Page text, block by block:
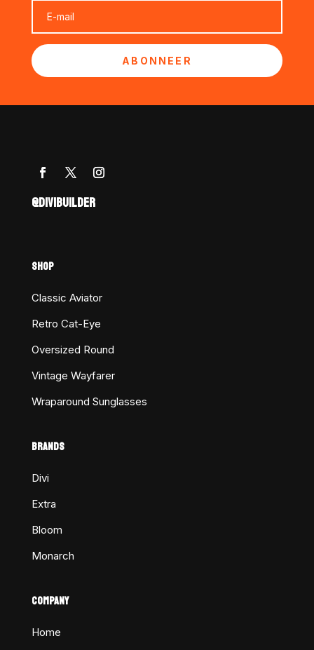
ABONNEER
@DIVIBUILDER
SHOP
Classic Aviator
Retro Cat-Eye
Oversized Round
Vintage Wayfarer
Wraparound Sunglasses
BRANDS
Divi
Extra
Bloom
Monarch
COMPANY
Home